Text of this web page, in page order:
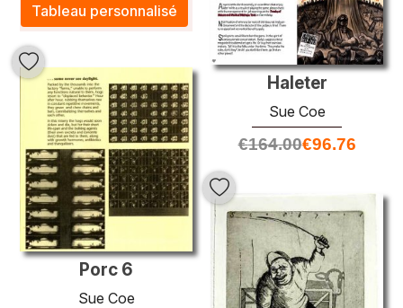
Tableau personnalisé
Haleter
Sue Coe
€164.00€96.76
Porc 6
Sue Coe